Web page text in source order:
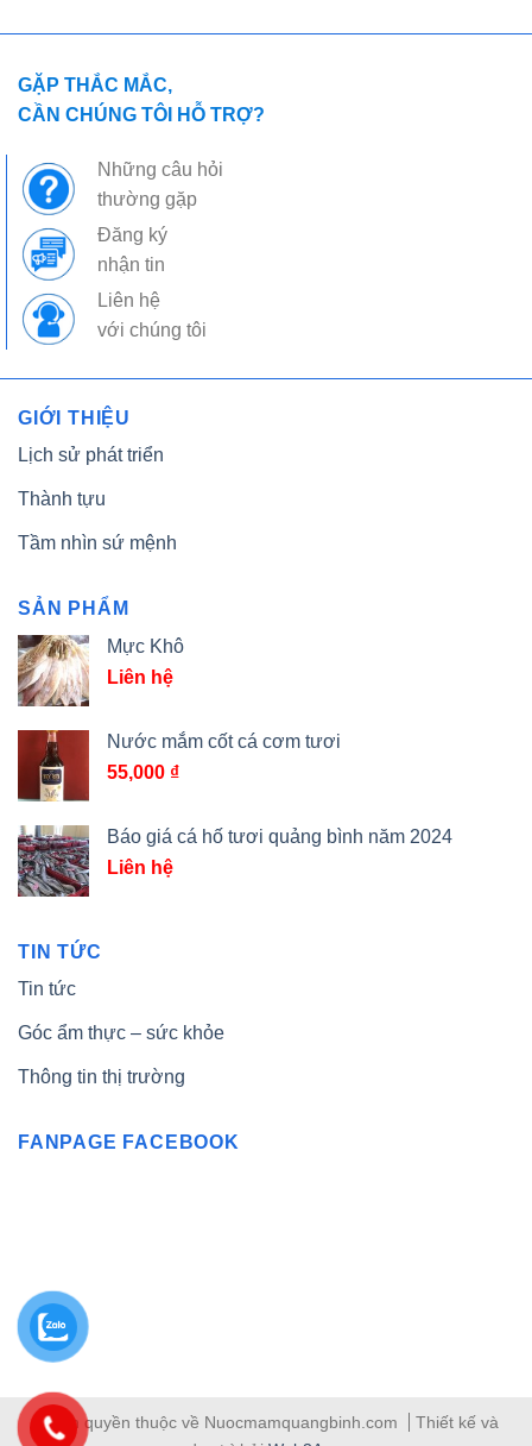
GẶP THẮC MẮC,
CẦN CHÚNG TÔI HỖ TRỢ?
Những câu hỏi
thường gặp
Đăng ký
nhận tin
Liên hệ
với chúng tôi
GIỚI THIỆU
Lịch sử phát triển
Thành tựu
Tầm nhìn sứ mệnh
SẢN PHẨM
Mực Khô
Liên hệ
Nước mắm cốt cá cơm tươi
55,000 ₫
Báo giá cá hố tươi quảng bình năm 2024
Liên hệ
TIN TỨC
Tin tức
Góc ẩm thực – sức khỏe
Thông tin thị trường
FANPAGE FACEBOOK
© Bản quyền thuộc về Nuocmamquangbinh.com
Thiết kế và